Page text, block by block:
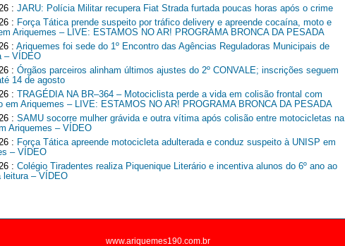
: JARU: Polícia Militar recupera Fiat Strada furtada poucas horas após o crime
: Força Tática prende suspeito por tráfico delivery e apreende cocaína, moto e
Ariquemes – LIVE: ESTAMOS NO AR! PROGRAMA BRONCA DA PESADA
: Ariquemes foi sede do 1º Encontro das Agências Reguladoras Municipais de
– VÍDEO
: Órgãos parceiros alinham últimos ajustes do 2º CONVALE; inscrições seguem
14 de agosto
: TRAGÉDIA NA BR–364 – Motociclista perde a vida em colisão frontal com
em Ariquemes – LIVE: ESTAMOS NO AR! PROGRAMA BRONCA DA PESADA
: SAMU socorre mulher grávida e outra vítima após colisão entre motocicletas na
Ariquemes – VÍDEO
: Força Tática apreende motocicleta adulterada e conduz suspeito à UNISP em
– VÍDEO
: Colégio Tiradentes realiza Piquenique Literário e incentiva alunos do 6º ano ao
leitura – VÍDEO
www.ariquemes190.com.br